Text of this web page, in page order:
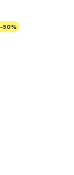
-50%